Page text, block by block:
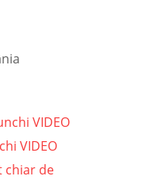
VIDEO
chiar de